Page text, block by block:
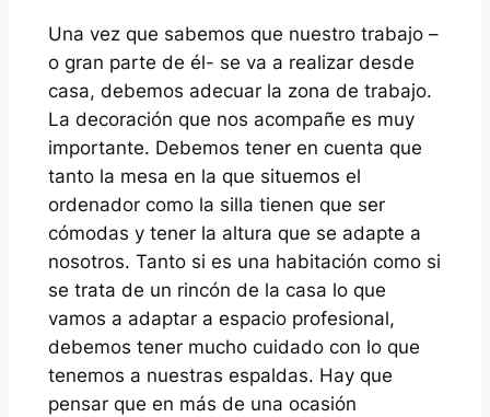
Una vez que sabemos que nuestro trabajo –
o gran parte de él- se va a realizar desde
casa, debemos adecuar la zona de trabajo.
La decoración que nos acompañe es muy
importante. Debemos tener en cuenta que
tanto la mesa en la que situemos el
ordenador como la silla tienen que ser
cómodas y tener la altura que se adapte a
nosotros. Tanto si es una habitación como si
se trata de un rincón de la casa lo que
vamos a adaptar a espacio profesional,
debemos tener mucho cuidado con lo que
tenemos a nuestras espaldas. Hay que
pensar que en más de una ocasión